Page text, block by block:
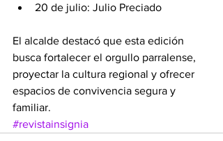
20 de julio: Julio Preciado
El alcalde destacó que esta edición
busca fortalecer el orgullo parralense,
proyectar la cultura regional y ofrecer
espacios de convivencia segura y
familiar.
#revistainsignia